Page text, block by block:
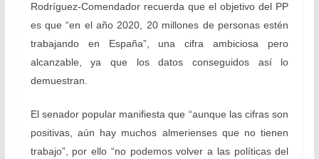
Rodríguez-Comendador recuerda que el objetivo del PP
es que “en el año 2020, 20 millones de personas estén
trabajando en España”, una cifra ambiciosa pero
alcanzable, ya que los datos conseguidos así lo
demuestran.
El senador popular manifiesta que “aunque las cifras son
positivas, aún hay muchos almerienses que no tienen
trabajo”, por ello “no podemos volver a las políticas del